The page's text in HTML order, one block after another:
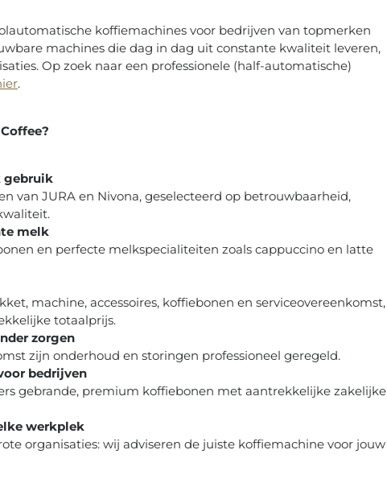
koffiemachines voor bedrijven van topmerken
machines die dag in dag uit constante kwaliteit leveren,
Op zoek naar een professionele (half-automatische)
.
gebruik
van JURA en Nivona, geselecteerd op betrouwbaarheid,
melk
en perfecte melkspecialiteiten zoals cappuccino en latte
machine, accessoires, koffiebonen en serviceovereenkomst,
totaalprijs.
zorgen
zijn onderhoud en storingen professioneel geregeld.
bedrijven
gebrande, premium koffiebonen met aantrekkelijke zakelijke
werkplek
organisaties: wij adviseren de juiste koffiemachine voor jouw